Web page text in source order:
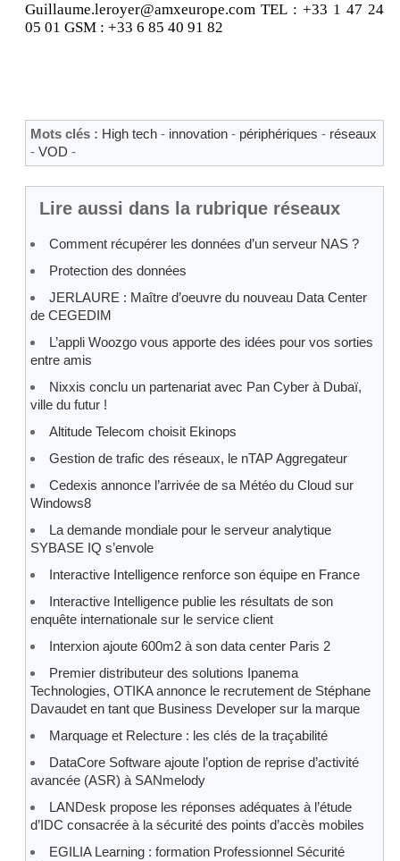
Guillaume.leroyer@amxeurope.com TEL : +33 1 47 24
05 01 GSM : +33 6 85 40 91 82
Mots clés : High tech - innovation - périphériques - réseaux
- VOD -
Lire aussi dans la rubrique réseaux
Comment récupérer les données d’un serveur NAS ?
Protection des données
JERLAURE : Maître d’oeuvre du nouveau Data Center
de CEGEDIM
L’appli Woozgo vous apporte des idées pour vos sorties
entre amis
Nixxis conclu un partenariat avec Pan Cyber à Dubaï,
ville du futur !
Altitude Telecom choisit Ekinops
Gestion de trafic des réseaux, le nTAP Aggregateur
Cedexis annonce l’arrivée de sa Météo du Cloud sur
Windows8
La demande mondiale pour le serveur analytique
SYBASE IQ s’envole
Interactive Intelligence renforce son équipe en France
Interactive Intelligence publie les résultats de son
enquête internationale sur le service client
Interxion ajoute 600m2 à son data center Paris 2
Premier distributeur des solutions Ipanema
Technologies, OTIKA annonce le recrutement de Stéphane
Davaudet en tant que Business Developer sur la marque
Marquage et Relecture : les clés de la traçabilité
DataCore Software ajoute l’option de reprise d’activité
avancée (ASR) à SANmelody
LANDesk propose les réponses adéquates à l’étude
d’IDC consacrée à la sécurité des points d’accès mobiles
EGILIA Learning : formation Professionnel Sécurité